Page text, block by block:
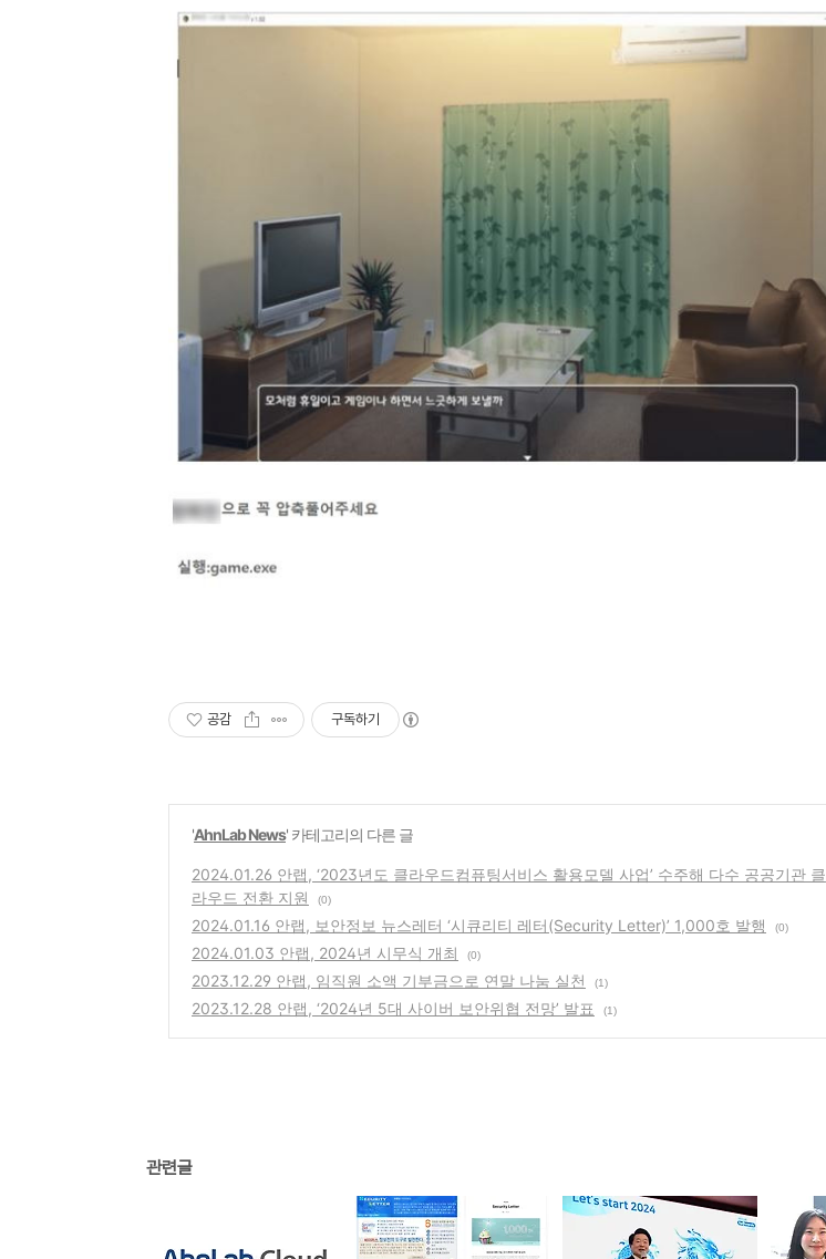
공감 구독하기
'AhnLab News' 카테고리의 다른 글
2024.01.26 안랩, ‘2023년도 클라우드컴퓨팅서비스 활용모델 사업’ 수주해 다수 공공기관 클
라우드 전환 지원
(0)
2024.01.16 안랩, 보안정보 뉴스레터 ‘시큐리티 레터(Security Letter)’ 1,000호 발행 (0)
2024.01.03 안랩, 2024년 시무식 개최 (0)
2023.12.29 안랩, 임직원 소액 기부금으로 연말 나눔 실천 (1)
2023.12.28 안랩, ‘2024년 5대 사이버 보안위협 전망’ 발표 (1)
관련글